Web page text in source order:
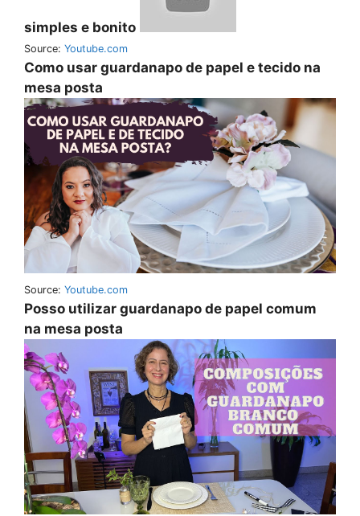
simples e bonito
Source: Youtube.com
Como usar guardanapo de papel e tecido na
mesa posta
Source: Youtube.com
Posso utilizar guardanapo de papel comum
na mesa posta